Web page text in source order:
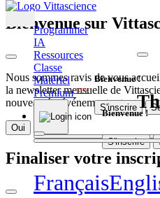
Bienvenue sur
Nous sommes ravis de vous
la newsletter mensuelle de
nouveautés, événements et
Oui
Finaliser votre
Bienvenue !
S'inscrire
Programmer
IA
Ressources
Classe
Matériel
PremiumNEW
Bienvenue !
S'inscrire
Français